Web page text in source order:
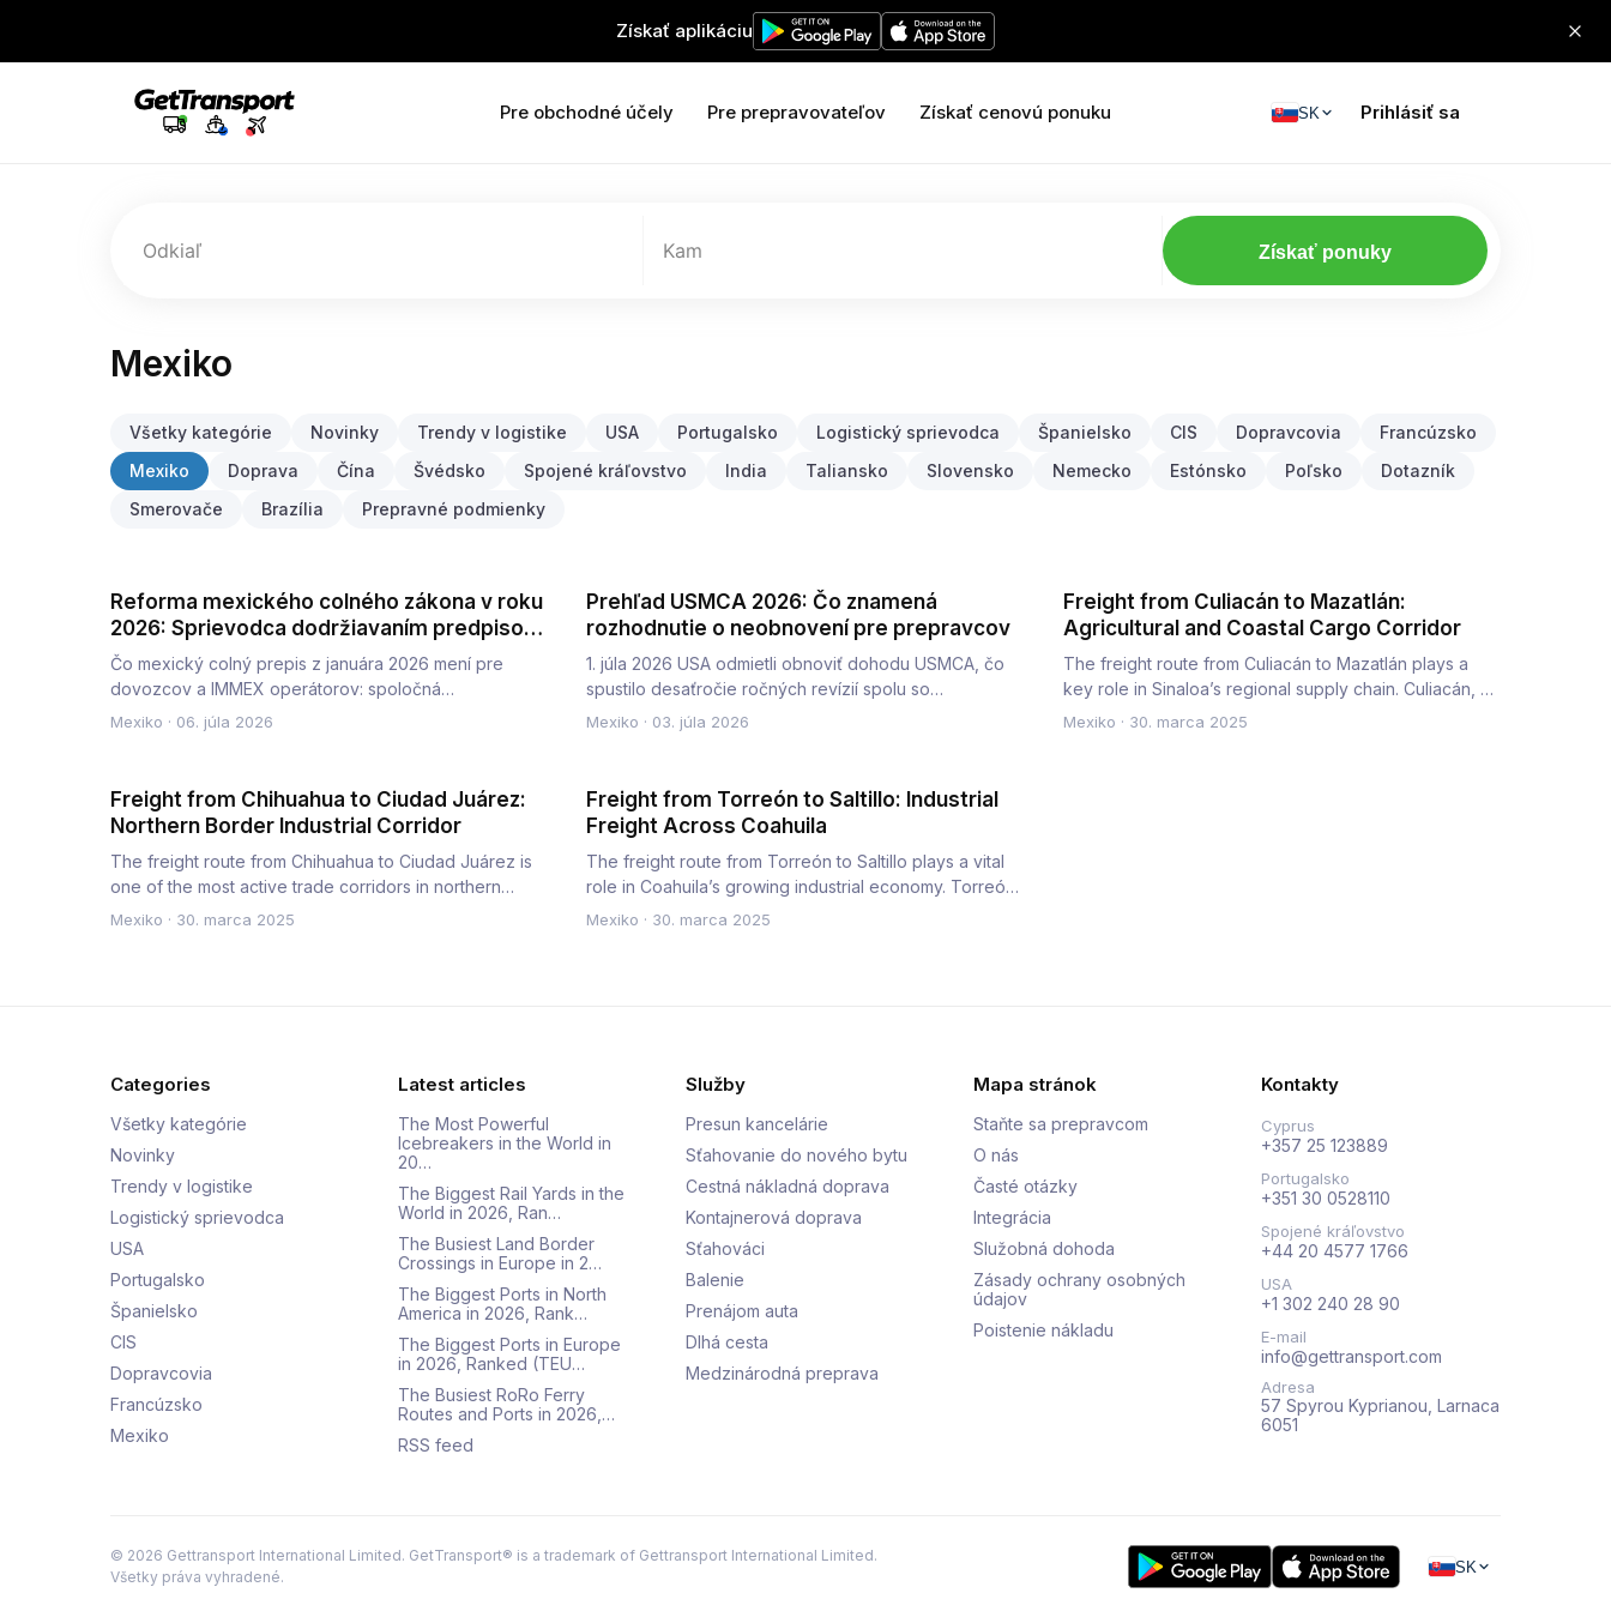
Získať aplikáciu
Pre obchodné účely Pre prepravovateľov Získať cenovú ponuku SK Prihlásiť sa
Odkiaľ Kam Získať ponuky
Mexiko
Všetky kategórie Novinky Trendy v logistike USA Portugalsko Logistický sprievodca Španielsko CIS Dopravcovia
Francúzsko
Mexiko
Doprava Čína Švédsko Spojené kráľovstvo India Taliansko Slovensko Nemecko Estónsko Poľsko
Dotazník
Smerovače
Brazília Prepravné podmienky
Reforma mexického colného zákona v roku
2026: Sprievodca dodržiavaním predpisov
pre dovozcov a program IMMEX
Čo mexický colný prepis z januára 2026 mení pre
dovozcov a IMMEX operátorov: spoločná
zodpovednosť colných zástupcov, po…
Mexiko · 06. júla 2026
Prehľad USMCA 2026: Čo znamená
rozhodnutie o neobnovení pre prepravcov
1. júla 2026 USA odmietli obnoviť dohodu USMCA, čo
spustilo desaťročie ročných revízií spolu so
samostatnými rokovaniami…
Mexiko · 03. júla 2026
Freight from Culiacán to Mazatlán:
Agricultural and Coastal Cargo Corridor
The freight route from Culiacán to Mazatlán plays a
key role in Sinaloa’s regional supply chain. Culiacán, a
hub for agr…
Mexiko · 30. marca 2025
Freight from Chihuahua to Ciudad Juárez:
Northern Border Industrial Corridor
The freight route from Chihuahua to Ciudad Juárez is
one of the most active trade corridors in northern
Mexico. Chihuahu…
Mexiko · 30. marca 2025
Freight from Torreón to Saltillo: Industrial
Freight Across Coahuila
The freight route from Torreón to Saltillo plays a vital
role in Coahuila’s growing industrial economy. Torreón,
known f…
Mexiko · 30. marca 2025
Categories
Všetky kategórie
Novinky
Trendy v logistike
Logistický sprievodca
USA
Portugalsko
Španielsko
CIS
Dopravcovia
Francúzsko
Mexiko
Latest articles
The Most Powerful
Icebreakers in the World in
20…
The Biggest Rail Yards in the
World in 2026, Ran…
The Busiest Land Border
Crossings in Europe in 2…
The Biggest Ports in North
America in 2026, Rank…
The Biggest Ports in Europe
in 2026, Ranked (TEU…
The Busiest RoRo Ferry
Routes and Ports in 2026,…
RSS feed
Služby
Presun kancelárie
Sťahovanie do nového bytu
Cestná nákladná doprava
Kontajnerová doprava
Sťahováci
Balenie
Prenájom auta
Dlhá cesta
Medzinárodná preprava
Mapa stránok
Staňte sa prepravcom
O nás
Časté otázky
Integrácia
Služobná dohoda
Zásady ochrany osobných
údajov
Poistenie nákladu
Kontakty
Cyprus
+357 25 123889
Portugalsko
+351 30 0528110
Spojené kráľovstvo
+44 20 4577 1766
USA
+1 302 240 28 90
E-mail
info@gettransport.com
Adresa
57 Spyrou Kyprianou, Larnaca
6051
© 2026 Gettransport International Limited. GetTransport® is a trademark of Gettransport International Limited.
Všetky práva vyhradené.
SK